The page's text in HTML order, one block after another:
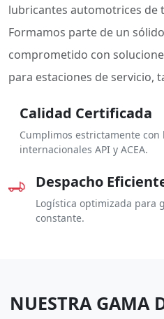
lubricantes automotrices de
Formamos parte de un
comprometido con
para estaciones de servicio,
Calidad Certificada
Cumplimos estrictamente con
internacionales API y ACEA.
Despacho
Logística optimizada para
constante.
NUESTRA GAMA